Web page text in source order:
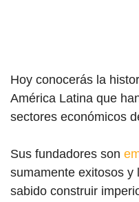
Hoy conocerás la
América Latina que
sectores económicos
Sus fundadores son
sumamente exitosos y
sabido construir